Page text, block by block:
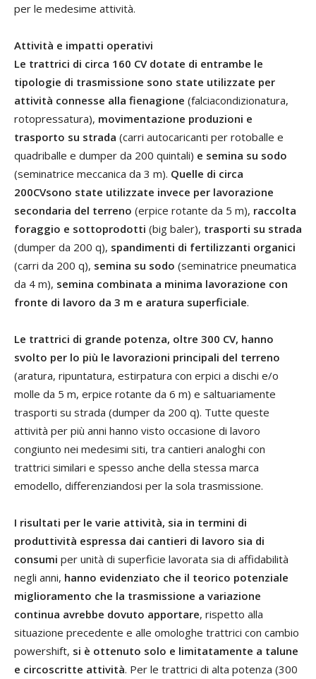
per le medesime attività.
Attività e impatti operativi
Le trattrici di circa 160 CV dotate di entrambe le
tipologie di trasmissione sono state utilizzate per
attività connesse alla fienagione (falciacondizionatura,
rotopressatura), movimentazione produzioni e
trasporto su strada (carri autocaricanti per rotoballe e
quadriballe e dumper da 200 quintali) e semina su sodo
(seminatrice meccanica da 3 m). Quelle di circa
200CVsono state utilizzate invece per lavorazione
secondaria del terreno (erpice rotante da 5 m), raccolta
foraggio e sottoprodotti (big baler), trasporti su strada
(dumper da 200 q), spandimenti di fertilizzanti organici
(carri da 200 q), semina su sodo (seminatrice pneumatica
da 4 m), semina combinata a minima lavorazione con
fronte di lavoro da 3 m e aratura superficiale.
Le trattrici di grande potenza, oltre 300 CV, hanno
svolto per lo più le lavorazioni principali del terreno
(aratura, ripuntatura, estirpatura con erpici a dischi e/o
molle da 5 m, erpice rotante da 6 m) e saltuariamente
trasporti su strada (dumper da 200 q). Tutte queste
attività per più anni hanno visto occasione di lavoro
congiunto nei medesimi siti, tra cantieri analoghi con
trattrici similari e spesso anche della stessa marca
emodello, differenziandosi per la sola trasmissione.
I risultati per le varie attività, sia in termini di
produttività espressa dai cantieri di lavoro sia di
consumi per unità di superficie lavorata sia di affidabilità
negli anni, hanno evidenziato che il teorico potenziale
miglioramento che la trasmissione a variazione
continua avrebbe dovuto apportare, rispetto alla
situazione precedente e alle omologhe trattrici con cambio
powershift, si è ottenuto solo e limitatamente a talune
e circoscritte attività. Per le trattrici di alta potenza (300